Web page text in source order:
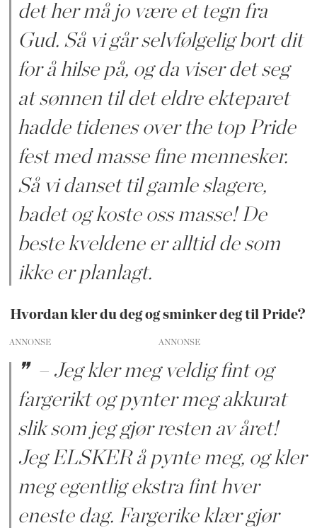
det her må jo være et tegn fra
Gud. Så vi går selvfølgelig bort dit
for å hilse på, og da viser det seg
at sønnen til det eldre ekteparet
hadde tidenes over the top Pride
fest med masse fine mennesker.
Så vi danset til gamle slagere,
badet og koste oss masse! De
beste kveldene er alltid de som
ikke er planlagt.
Hvordan kler du deg og sminker deg til Pride?
ANNONSE
– Jeg kler meg veldig fint og
fargerikt og pynter meg akkurat
slik som jeg gjør resten av året!
Jeg ELSKER å pynte meg, og kler
meg egentlig ekstra fint hver
eneste dag. Fargerike klær gjør